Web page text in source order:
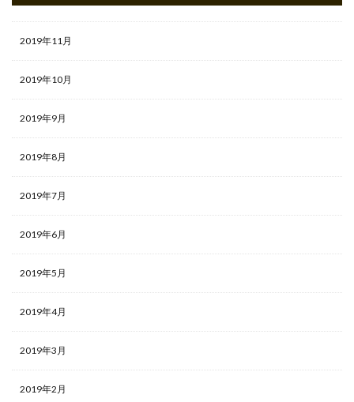
2019年11月
2019年10月
2019年9月
2019年8月
2019年7月
2019年6月
2019年5月
2019年4月
2019年3月
2019年2月